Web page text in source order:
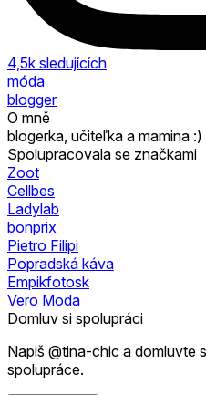
4,5k sledujících
móda
blogger
O mně
blogerka, učiteľka a mamina :)
Spolupracovala se značkami
Zoot
Cellbes
Ladylab
bonprix
Pietro Filipi
Popradská káva
Empikfotosk
Vero Moda
Domluv si spolupráci
Napiš @tina-chic a domluvte
spolupráce.